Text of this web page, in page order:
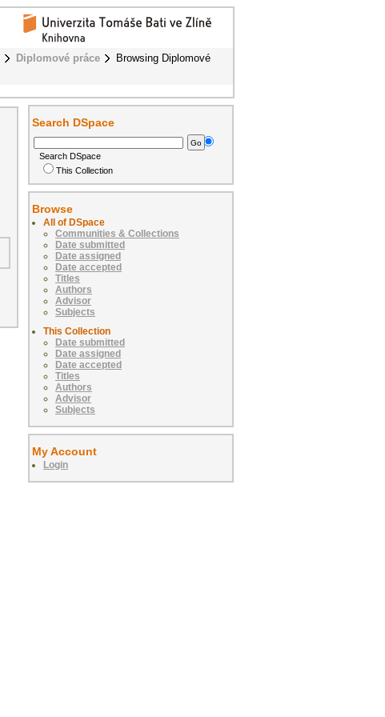
Diplomové práce
Browsing Diplomové
Search DSpace
Search DSpace
This Collection
Browse
All of DSpace
Communities & Collections
Date submitted
Date assigned
Date accepted
Titles
Authors
Advisor
Subjects
This Collection
Date submitted
Date assigned
Date accepted
Titles
Authors
Advisor
Subjects
My Account
Login